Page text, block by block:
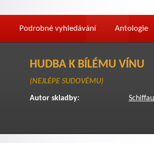
Podrobné vyhledávání Antologie
HUDBA K BÍLÉMU VÍNU
(NEJLÉPE SUDOVÉMU)
Autor skladby: